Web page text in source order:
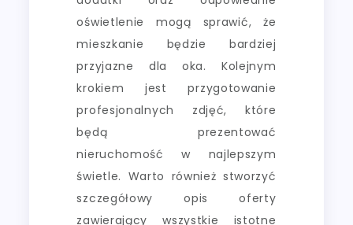
oświetlenie mogą sprawić, że
mieszkanie będzie bardziej
przyjazne dla oka. Kolejnym
krokiem jest przygotowanie
profesjonalnych zdjęć, które
będą prezentować
nieruchomość w najlepszym
świetle. Warto również stworzyć
szczegółowy opis oferty
zawierający wszystkie istotne